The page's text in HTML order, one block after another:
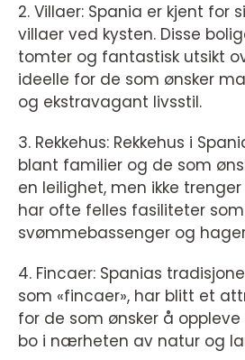
2. Villaer: Spania er kjent for
villaer ved kysten. Disse
tomter og fantastisk utsikt
ideelle for de som ønsker
og ekstravagant livsstil.
3. Rekkehus: Rekkehus i
blant familier og de som
en leilighet, men ikke
har ofte felles fasiliteter som
svømmebassenger og
4. Fincaer: Spanias
som «fincaer», har blitt et
for de som ønsker å
bo i nærheten av natur og